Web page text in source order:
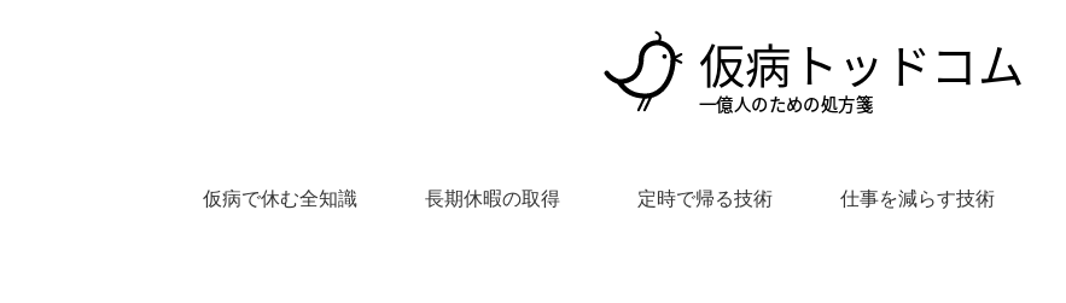
仮病で休む全知識 長期休暇の取得 定時で帰る技術 仕事を減らす技術